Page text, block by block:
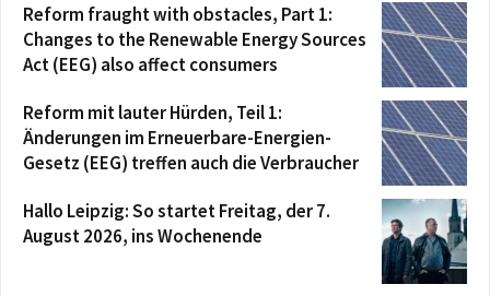
Reform fraught with obstacles, Part 1:
Changes to the Renewable Energy Sources
Act (EEG) also affect consumers
Reform mit lauter Hürden, Teil 1:
Änderungen im Erneuerbare-Energien-
Gesetz (EEG) treffen auch die Verbraucher
Hallo Leipzig: So startet Freitag, der 7.
August 2026, ins Wochenende